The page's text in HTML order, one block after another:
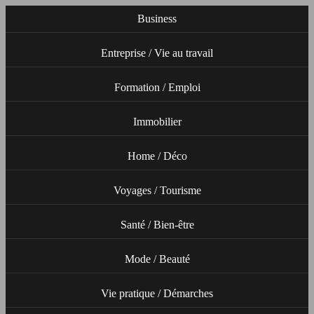
Business
Entreprise / Vie au travail
Formation / Emploi
Immobilier
Home / Déco
Voyages / Tourisme
Santé / Bien-être
Mode / Beauté
Vie pratique / Démarches